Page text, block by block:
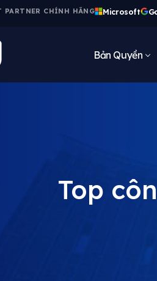
PARTNER CHÍNH HÃNG Microsoft
Bản Quyền
Top